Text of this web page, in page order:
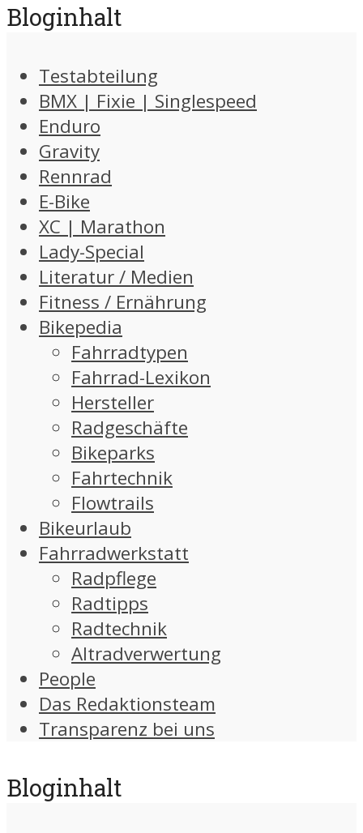
Bloginhalt
Testabteilung
BMX | Fixie | Singlespeed
Enduro
Gravity
Rennrad
E-Bike
XC | Marathon
Lady-Special
Literatur / Medien
Fitness / Ernährung
Bikepedia
Fahrradtypen
Fahrrad-Lexikon
Hersteller
Radgeschäfte
Bikeparks
Fahrtechnik
Flowtrails
Bikeurlaub
Fahrradwerkstatt
Radpflege
Radtipps
Radtechnik
Altradverwertung
People
Das Redaktionsteam
Transparenz bei uns
Bloginhalt